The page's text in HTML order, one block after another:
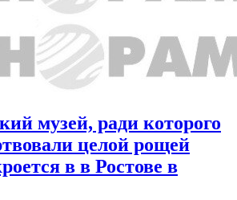
музей, ради которого
целой рощей
в в Ростове в